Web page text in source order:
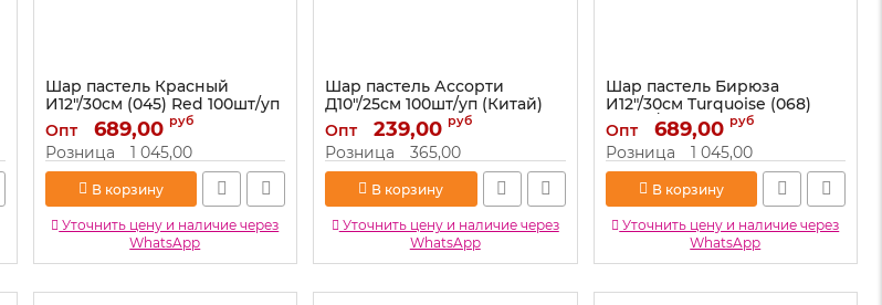
Шар пастель Красный
И12"/30см (045) Red 100шт/уп
(Италия) 1102-0326
Артикул: 1102-0326
Опт 689,00 руб
Розница 1 045,00
В корзину
Уточнить цену и наличие через
WhatsApp
Шар пастель Ассорти
Д10"/25см 100шт/уп (Китай)
610100
Артикул: 610100
Опт 239,00 руб
Розница 365,00
В корзину
Уточнить цену и наличие через
WhatsApp
Шар пастель Бирюза
И12"/30см Turquoise (068)
100шт/уп (Италия) 1102-1392
Артикул: 1102-1392
Опт 689,00 руб
Розница 1 045,00
В корзину
Уточнить цену и наличие через
WhatsApp